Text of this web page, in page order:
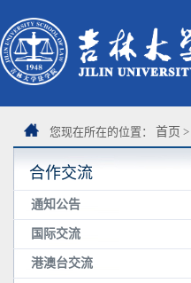
您现在所在的位置： 首页 >
合作交流
通知公告
国际交流
港澳台交流